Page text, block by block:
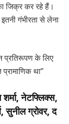
जिक्र कर रहे हैं।
गंभीरता से लेना
प्रतिरूपण के लिए
था”
नेटफ्लिक्स,
सुनील ग्रोवर, द